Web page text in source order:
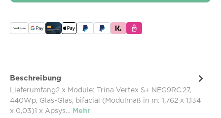
Beschreibung
Lieferumfang2 x Module: Trina Vertex S+ NEG9RC.27,
440Wp, Glas-Glas, bifacial (Modulmaß in m: 1,762 x 1,134
x 0,03)1 x Apsys… Mehr